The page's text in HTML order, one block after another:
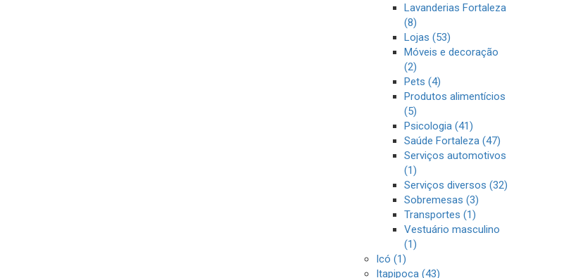
Lavanderias Fortaleza
(8)
Lojas (53)
Móveis e decoração
(2)
Pets (4)
Produtos alimentícios
(5)
Psicologia (41)
Saúde Fortaleza (47)
Serviços automotivos
(1)
Serviços diversos (32)
Sobremesas (3)
Transportes (1)
Vestuário masculino
(1)
Icó (1)
Itapipoca (43)